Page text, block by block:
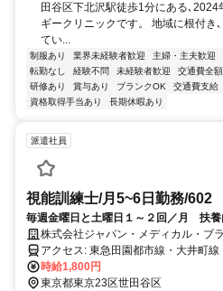
田谷区下北沢駅徒歩1分にある､
ギークリニックです。 地域に根付き
てい...
制服あり 業界未経験者歓迎 主婦・主夫歓迎
転勤なし
経験不問 未経験者歓迎 交通費全
研修あり
賞与あり ブランクOK 交通費支給
資格取得手当あり
長期休暇あり
派遣社員
視能訓練士/月5~6日勤務/602
毎週金曜日と土曜日１～２回／月 扶養
株式会社ジャパン・メディカル・ブ
アクセス: 東急田園都市線・大
時給1,800円
東京都東京23区世田谷区